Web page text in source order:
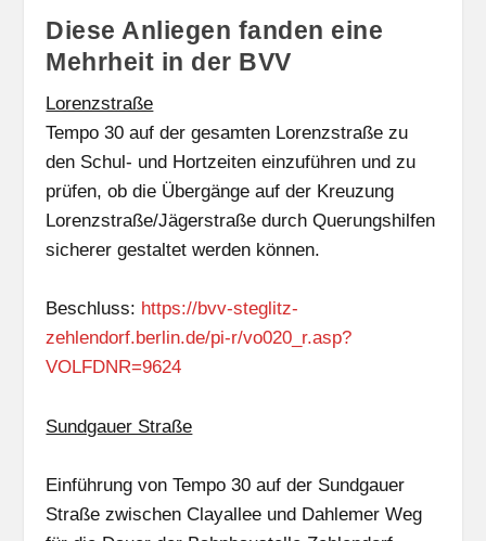
Diese Anliegen fanden eine
Mehrheit in der BVV
Lorenzstraße
Tempo 30 auf der gesamten Lorenzstraße zu
den Schul- und Hortzeiten einzuführen und zu
prüfen, ob die Übergänge auf der Kreuzung
Lorenzstraße/Jägerstraße durch Querungshilfen
sicherer gestaltet werden können.
Beschluss: https://bvv-steglitz-
zehlendorf.berlin.de/pi-r/vo020_r.asp?
VOLFDNR=9624
Sundgauer Straße
Einführung von Tempo 30 auf der Sundgauer
Straße zwischen Clayallee und Dahlemer Weg